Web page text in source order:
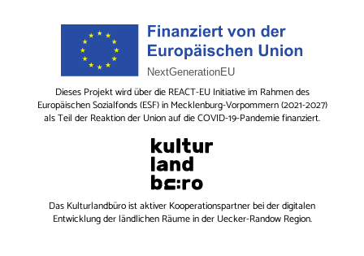
Dieses Projekt wird über die REACT-EU Initiative im Rahmen des
Europäischen Sozialfonds (ESF) in Mecklenburg-Vorpommern (2021-2027)
als Teil der Reaktion der Union auf die COVID-19-Pandemie finanziert.
Das Kulturlandbüroist aktiver Kooperationspartner bei der digitalen
Entwicklung der ländlichen Räume in der Uecker-Randow Region.